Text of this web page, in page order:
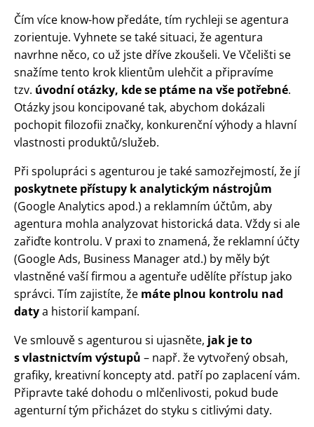
Čím více know-how předáte, tím rychleji se agentura
zorientuje. Vyhnete se také situaci, že agentura
navrhne něco, co už jste dříve zkoušeli. Ve Včelišti se
snažíme tento krok klientům ulehčit a připravíme
tzv. úvodní otázky, kde se ptáme na vše potřebné.
Otázky jsou koncipované tak, abychom dokázali
pochopit filozofii značky, konkurenční výhody a hlavní
vlastnosti produktů/služeb.
Při spolupráci s agenturou je také samozřejmostí, že jí
poskytnete přístupy k analytickým nástrojům
(Google Analytics apod.) a reklamním účtům, aby
agentura mohla analyzovat historická data. Vždy si ale
zařiďte kontrolu. V praxi to znamená, že reklamní účty
(Google Ads, Business Manager atd.) by měly být
vlastněné vaší firmou a agentuře udělíte přístup jako
správci. Tím zajistíte, že máte plnou kontrolu nad
datya historií kampaní.
Ve smlouvě s agenturou si ujasněte, jak je to
s vlastnictvím výstupů – např. že vytvořený obsah,
grafiky, kreativní koncepty atd. patří po zaplacení vám.
Připravte také dohodu o mlčenlivosti, pokud bude
agenturní tým přicházet do styku s citlivými daty.